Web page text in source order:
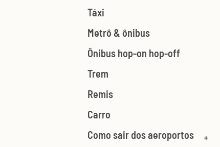
Táxi
Metrô & ônibus
Ônibus hop-on hop-off
Trem
Remis
Carro
Como sair dos aeroportos